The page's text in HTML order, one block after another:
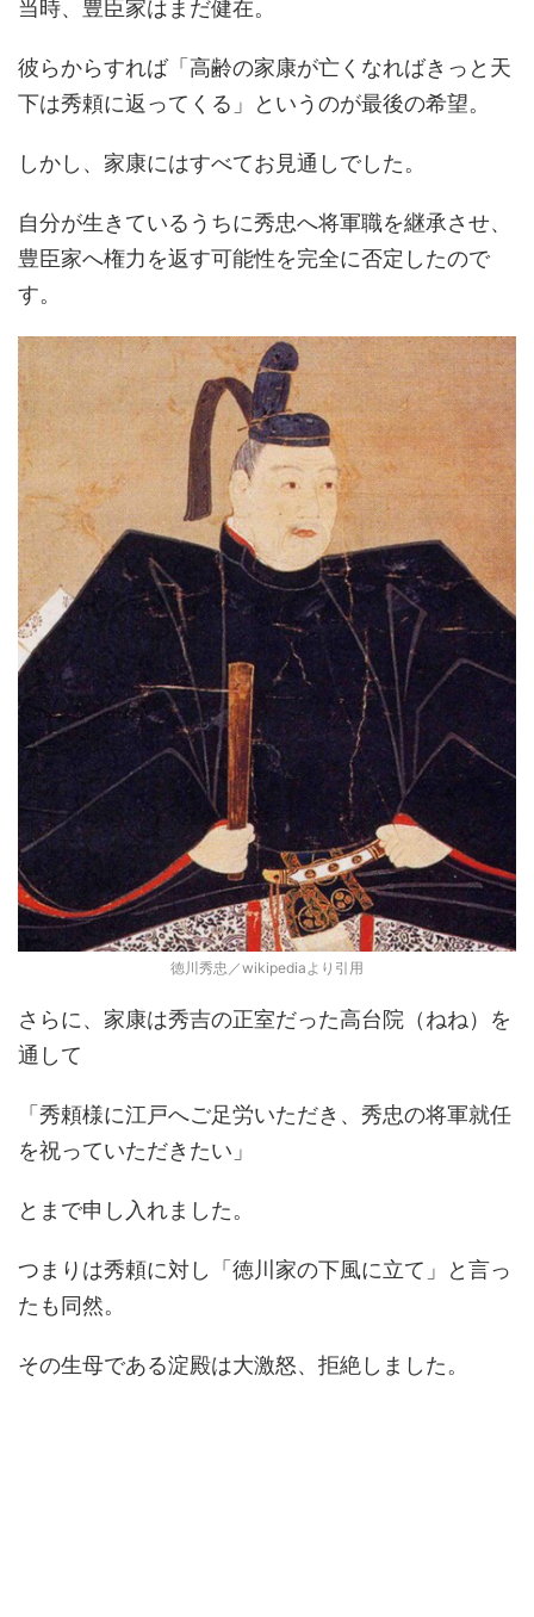
当時、豊臣家はまだ健在。
彼らからすれば「高齢の家康が亡くなればきっと天
下は秀頼に返ってくる」というのが最後の希望。
しかし、家康にはすべてお見通しでした。
自分が生きているうちに秀忠へ将軍職を継承させ、
豊臣家へ権力を返す可能性を完全に否定したので
す。
徳川秀忠／wikipediaより引用
さらに、家康は秀吉の正室だった高台院（ねね）を
通して
「秀頼様に江戸へご足労いただき、秀忠の将軍就任
を祝っていただきたい」
とまで申し入れました。
つまりは秀頼に対し「徳川家の下風に立て」と言っ
たも同然。
その生母である淀殿は大激怒、拒絶しました。